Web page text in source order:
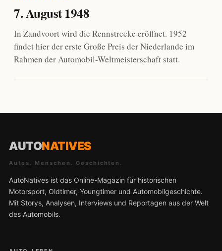
7. August 1948
In Zandvoort wird die Rennstrecke eröffnet. 1952
findet hier der erste Große Preis der Niederlande im
Rahmen der Automobil-Weltmeisterschaft statt.
AUTONATIVES
Autos. Menschen. Geschichten.
AutoNatives ist das Online-Magazin für historischen
Motorsport, Oldtimer, Youngtimer und Automobilgeschichte.
Mit Storys, Analysen, Interviews und Reportagen aus der Welt
des Automobils.